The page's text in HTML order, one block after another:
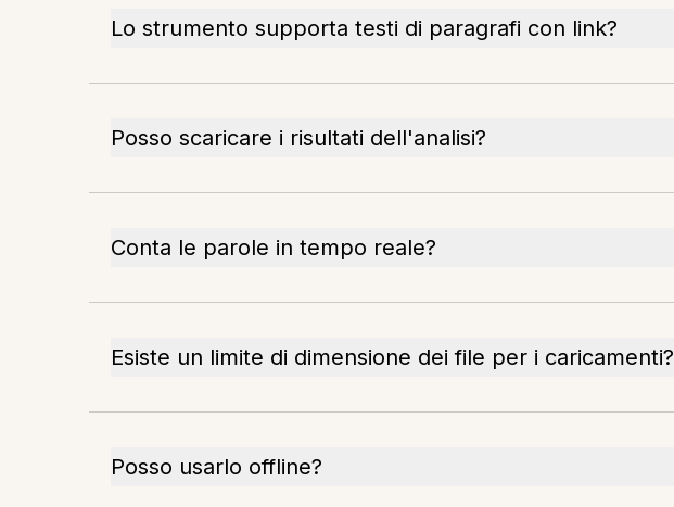
Lo strumento supporta testi di paragrafi con link?
Posso scaricare i risultati dell'analisi?
Conta le parole in tempo reale?
Esiste un limite di dimensione dei file per i caricamenti?
Posso usarlo offline?